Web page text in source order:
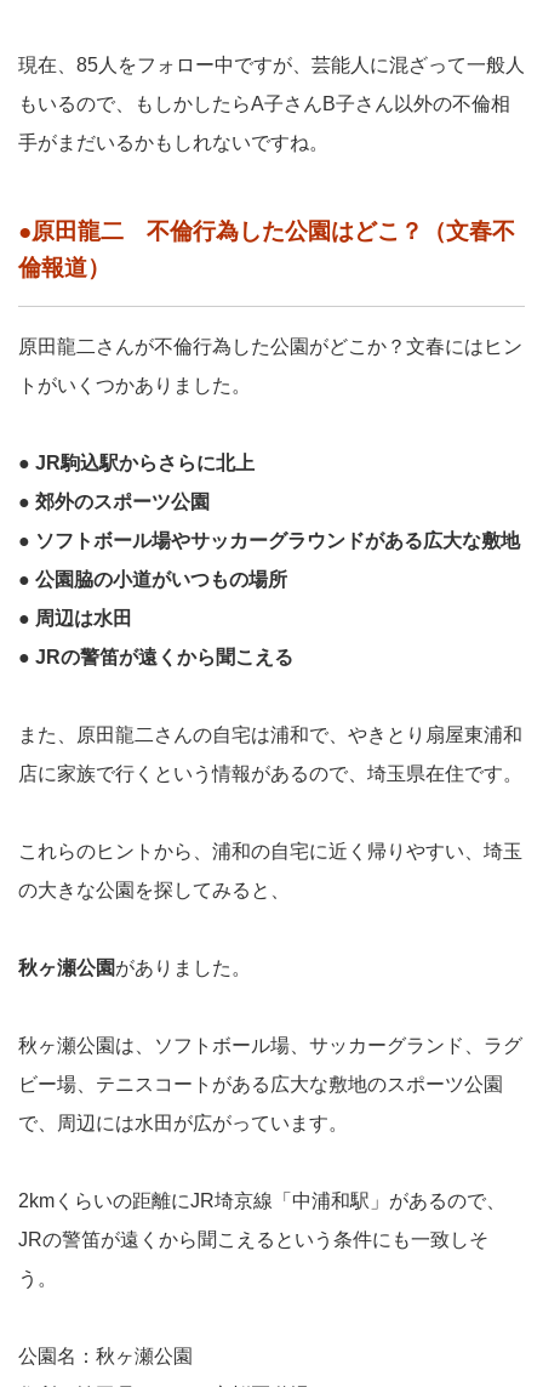
現在、85人をフォロー中ですが、芸能人に混ざって一般人
もいるので、もしかしたらA子さんB子さん以外の不倫相
手がまだいるかもしれないですね。
●原田龍二 不倫行為した公園はどこ？（文春不
倫報道）
原田龍二さんが不倫行為した公園がどこか？文春にはヒン
トがいくつかありました。
● JR駒込駅からさらに北上
● 郊外のスポーツ公園
● ソフトボール場やサッカーグラウンドがある広大な敷地
● 公園脇の小道がいつもの場所
● 周辺は水田
● JRの警笛が遠くから聞こえる
また、原田龍二さんの自宅は浦和で、やきとり扇屋東浦和
店に家族で行くという情報があるので、埼玉県在住です。
これらのヒントから、浦和の自宅に近く帰りやすい、埼玉
の大きな公園を探してみると、
秋ヶ瀬公園がありました。
秋ヶ瀬公園は、ソフトボール場、サッカーグランド、ラグ
ビー場、テニスコートがある広大な敷地のスポーツ公園
で、周辺には水田が広がっています。
2kmくらいの距離にJR埼京線「中浦和駅」があるので、
JRの警笛が遠くから聞こえるという条件にも一致しそ
う。
公園名：秋ヶ瀬公園